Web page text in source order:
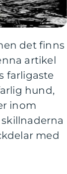
det finns
artikel
farligaste
hund,
inom
med